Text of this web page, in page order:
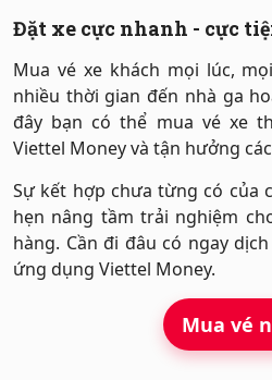
Khuyến mãi
Hỗ trợ
Đặt xe cực nhanh - cực
Mua vé xe khách mọi lúc,
nhiều thời gian đến nhà ga
đây bạn có thể mua vé xe
Viettel Money và tận hưởng
Sự kết hợp chưa từng có của
hẹn nâng tầm trải nghiệm
hàng. Cần đi đâu có ngay
ứng dụng Viettel Money.
Mua vé